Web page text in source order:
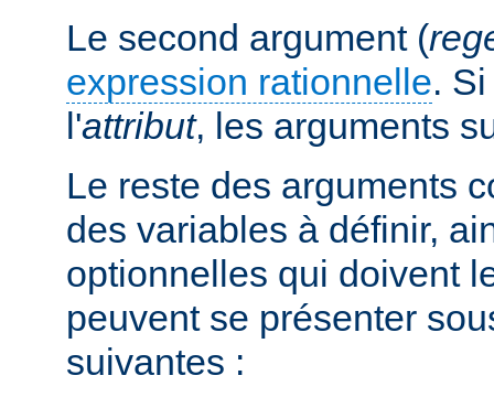
Le second argument (
expression rationnelle.
l'attribut, les arguments
Le reste des arguments
des variables à définir,
optionnelles qui doivent
peuvent se présenter
suivantes :